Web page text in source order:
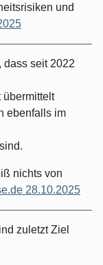
und
dass seit 2022
übermittelt
ebenfalls im
nichts von
28.10.2025
zuletzt Ziel